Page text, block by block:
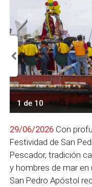
1 de 10
29/06/2026 Con
Festividad de San
Pescador, tradición
y hombres de mar en
San Pedro Apóstol